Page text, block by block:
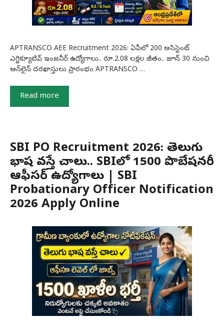
APTRANSCO AEE Recruitment 2026: ఏపీలో 200 అసిస్టెంట్
ఎగ్జిక్యూటివ్ ఇంజనీర్ ఉద్యోగాలు.. రూ.2.08 లక్షల జీతం.. జూన్ 30 నుంచి
ఆన్‌లైన్ దరఖాస్తులు ప్రారంభం APTRANSCO …
Read more
SBI PO Recruitment 2026: తెలుగు
భాష వస్తే చాలు.. SBIలో 1500 ప్రొబేషనరీ
ఆఫీసర్ ఉద్యోగాలు | SBI
Probationary Officer Notification
2026 Apply Online